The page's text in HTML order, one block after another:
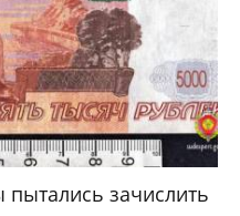
зачислить